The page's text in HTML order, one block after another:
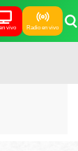
vivo Radio en vivo